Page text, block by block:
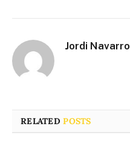
Jordi Navarro
RELATEDPOSTS